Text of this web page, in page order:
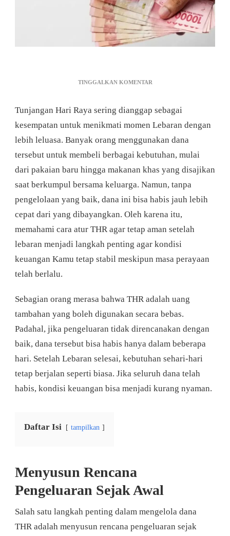
TINGGALKAN KOMENTARPADA
TIDAK
CEPAT
PELAJARI
THR
TETAP
AMAN
LEBARAN
Tunjangan Hari Raya sering dianggap sebagai
kesempatan untuk menikmati momen Lebaran dengan
lebih leluasa. Banyak orang menggunakan dana
tersebut untuk membeli berbagai kebutuhan, mulai
dari pakaian baru hingga makanan khas yang disajikan
saat berkumpul bersama keluarga. Namun, tanpa
pengelolaan yang baik, dana ini bisa habis jauh lebih
cepat dari yang dibayangkan. Oleh karena itu,
memahami cara atur THR agar tetap aman setelah
lebaran menjadi langkah penting agar kondisi
keuangan Kamu tetap stabil meskipun masa perayaan
telah berlalu.
Sebagian orang merasa bahwa THR adalah uang
tambahan yang boleh digunakan secara bebas.
Padahal, jika pengeluaran tidak direncanakan dengan
baik, dana tersebut bisa habis hanya dalam beberapa
hari. Setelah Lebaran selesai, kebutuhan sehari-hari
tetap berjalan seperti biasa. Jika seluruh dana telah
habis, kondisi keuangan bisa menjadi kurang nyaman.
Daftar Isi tampilkan
Menyusun Rencana
Pengeluaran Sejak Awal
Salah satu langkah penting dalam mengelola dana
THR adalah menyusun rencana pengeluaran sejak